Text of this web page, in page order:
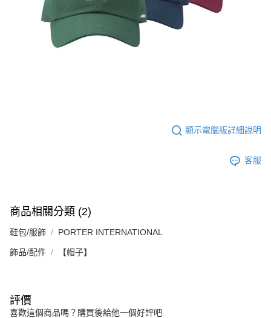
顯示電腦版詳細說明
客服
商品相關分類 (2)
鞋包/服飾 PORTER INTERNATIONAL
飾品/配件 【帽子】
評價
喜歡這個商品嗎？購買後給他一個好評吧